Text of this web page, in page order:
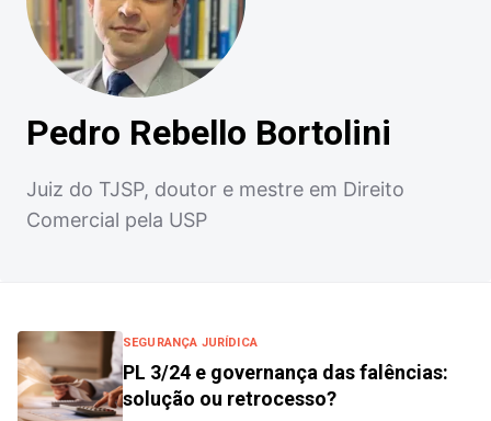
Pedro Rebello Bortolini
Juiz do TJSP, doutor e mestre em Direito
Comercial pela USP
SEGURANÇA JURÍDICA
PL 3/24 e governança das falências:
solução ou retrocesso?